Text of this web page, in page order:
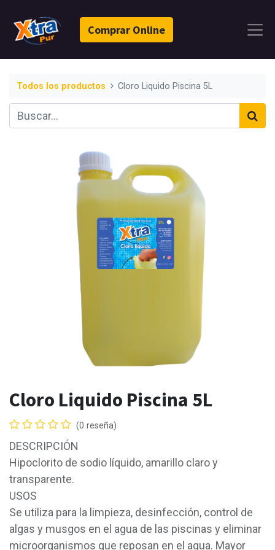
Comprar Online
Todos los productos Cloro Liquido Piscina 5L
Cloro Liquido Piscina 5L
(0 reseña)
DESCRIPCIÓN
Hipoclorito de sodio líquido, amarillo claro y
transparente.
USOS
Se utiliza para la limpieza, desinfección, control de
algas y musgos en el agua de las piscinas y eliminar
microorganismos que reposan en el agua. Mayor